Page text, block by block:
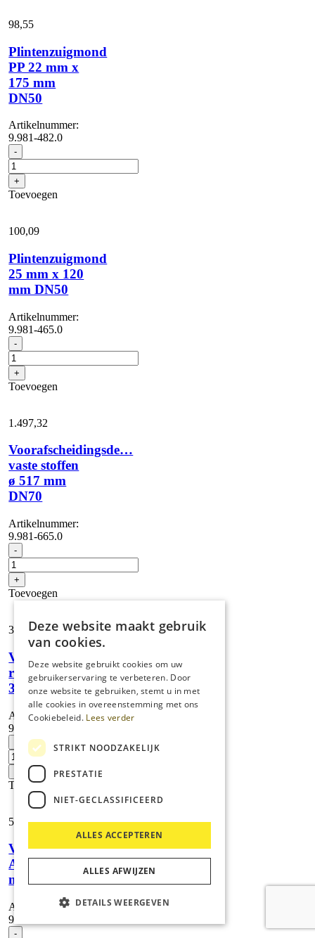
98,55
Plintenzuigmond
PP 22 mm x
175 mm
DN50
Artikelnummer:
9.981-482.0
- Plintenzuigmond
PP
22
mm
x
mm
DN50
aantal
+
Toevoegen
100,09
Plintenzuigmond
25 mm x 120
mm DN50
Artikelnummer:
9.981-465.0
- Plintenzuigmond
25
mm
x
120
DN50
aantal
+
Toevoegen
1.497,32
Voorafscheidingsde…
vaste stoffen
ø 517 mm
DN70
Artikelnummer:
9.981-665.0
- Voorafscheidingsde...
vaste
stoffen
ø
517
DN70
+
Toevoegen
38, 38
Vloerzuigmond
rubberstrip
370 mm
Artikelnummer:
9.981-914.0
Vloerzuigmond
rubberstrip
370
mm
aantal
Toevoegen
508,42
Vloerzuigmond
Alu el 500
mm DN50
Artikelnummer:
9.981-925.0
- Vloerzuigmond
Deze website maakt gebruik
van cookies.
Deze website gebruikt cookies om uw
gebruikerservaring te verbeteren. Door
onze website te gebruiken, stemt u in met
alle cookies in overeenstemming met ons
Cookiebeleid. Lees verder
STRIKT NOODZAKELIJK
PRESTATIE
NIET-GECLASSIFICEERD
ALLES ACCEPTEREN
ALLES AFWIJZEN
DETAILS WEERGEVEN